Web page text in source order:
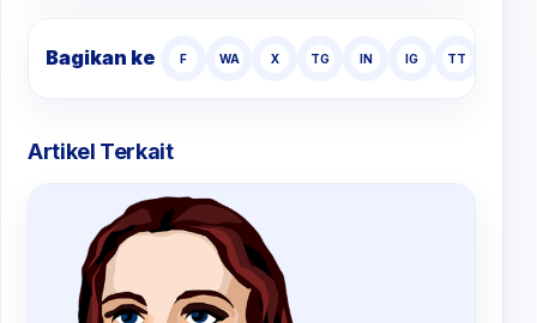
Bagikan ke F WA X TG IN IG TT
Artikel Terkait